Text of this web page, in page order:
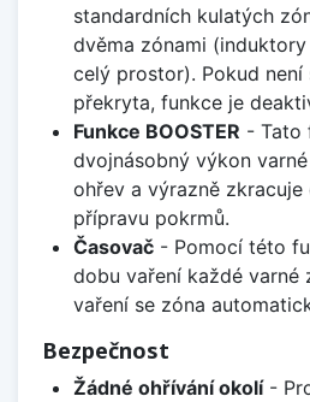
standardních kulatých
dvěma zónami
celý prostor). Pokud není
překryta, funkce je
Funkce BOOSTER - Tato
dvojnásobný výkon
ohřev a výrazně
přípravu pokrmů.
Časovač- Pomocí této
dobu vaření každé varné
vaření se zóna
Bezpečnost
Žádné ohřívání okolí-